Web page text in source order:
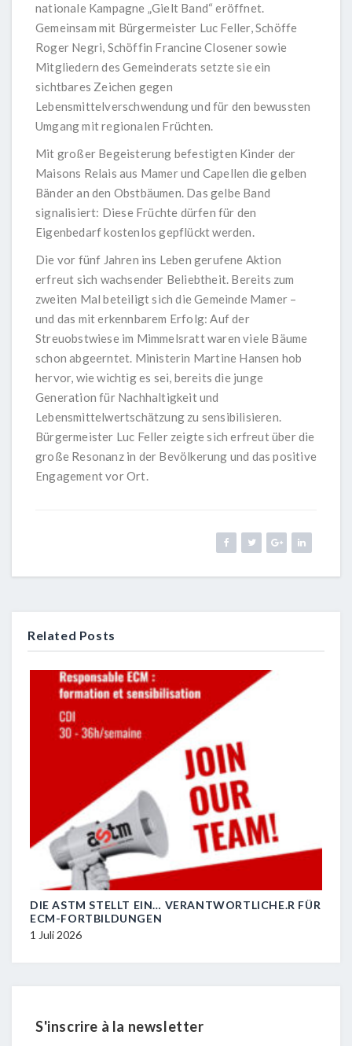
nationale Kampagne „Gielt Band“ eröffnet.
Gemeinsam mit Bürgermeister Luc Feller, Schöffe
Roger Negri, Schöffin Francine Closener sowie
Mitgliedern des Gemeinderats setzte sie ein
sichtbares Zeichen gegen
Lebensmittelverschwendung und für den bewussten
Umgang mit regionalen Früchten.
Mit großer Begeisterung befestigten Kinder der
Maisons Relais aus Mamer und Capellen die gelben
Bänder an den Obstbäumen. Das gelbe Band
signalisiert: Diese Früchte dürfen für den
Eigenbedarf kostenlos gepflückt werden.
Die vor fünf Jahren ins Leben gerufene Aktion
erfreut sich wachsender Beliebtheit. Bereits zum
zweiten Mal beteiligt sich die Gemeinde Mamer –
und das mit erkennbarem Erfolg: Auf der
Streuobstwiese im Mimmelsratt waren viele Bäume
schon abgeerntet. Ministerin Martine Hansen hob
hervor, wie wichtig es sei, bereits die junge
Generation für Nachhaltigkeit und
Lebensmittelwertschätzung zu sensibilisieren.
Bürgermeister Luc Feller zeigte sich erfreut über die
große Resonanz in der Bevölkerung und das positive
Engagement vor Ort.
Related Posts
DIE ASTM STELLT EIN… VERANTWORTLICHE.R FÜR
ECM-FORTBILDUNGEN
1 Juli 2026
S'inscrire à la newsletter